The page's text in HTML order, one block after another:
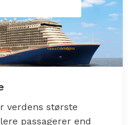
verdens største
passagerer end